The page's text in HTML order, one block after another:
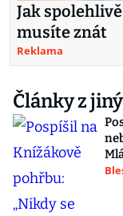
Jak
musíte znát
Reklama
Články z